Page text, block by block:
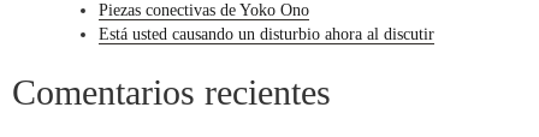
Piezas conectivas de Yoko Ono
Está usted causando un disturbio ahora al discutir
Comentarios recientes